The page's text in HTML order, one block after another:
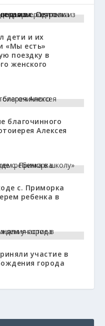
дети и их
«Мы есть»
поездку в
женского
благочинного
Алексея
с. Приморка
ребенка в
участие в
города